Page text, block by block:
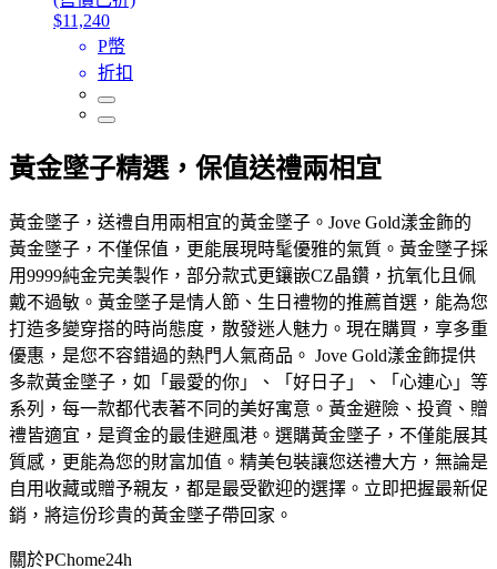
$11,240
P幣
折扣
黃金墜子精選，保值送禮兩相宜
黃金墜子，送禮自用兩相宜的黃金墜子。Jove Gold漾金飾的
黃金墜子，不僅保值，更能展現時髦優雅的氣質。黃金墜子採
用9999純金完美製作，部分款式更鑲嵌CZ晶鑽，抗氧化且佩
戴不過敏。黃金墜子是情人節、生日禮物的推薦首選，能為您
打造多變穿搭的時尚態度，散發迷人魅力。現在購買，享多重
優惠，是您不容錯過的熱門人氣商品。 Jove Gold漾金飾提供
多款黃金墜子，如「最愛的你」、「好日子」、「心連心」等
系列，每一款都代表著不同的美好寓意。黃金避險、投資、贈
禮皆適宜，是資金的最佳避風港。選購黃金墜子，不僅能展其
質感，更能為您的財富加值。精美包裝讓您送禮大方，無論是
自用收藏或贈予親友，都是最受歡迎的選擇。立即把握最新促
銷，將這份珍貴的黃金墜子帶回家。
關於PChome24h